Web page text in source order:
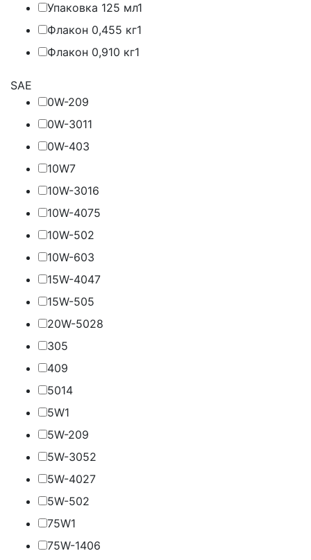
Упаковка 125 мл1
Флакон 0,455 кг1
Флакон 0,910 кг1
SAE
0W-209
0W-3011
0W-403
10W7
10W-3016
10W-4075
10W-502
10W-603
15W-4047
15W-505
20W-5028
305
409
5014
5W1
5W-209
5W-3052
5W-4027
5W-502
75W1
75W-1406